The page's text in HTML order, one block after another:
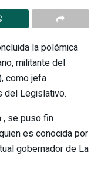
la polémica
militante del
como jefa
del Legislativo.
, se puso fin
es conocida por
gobernador de La